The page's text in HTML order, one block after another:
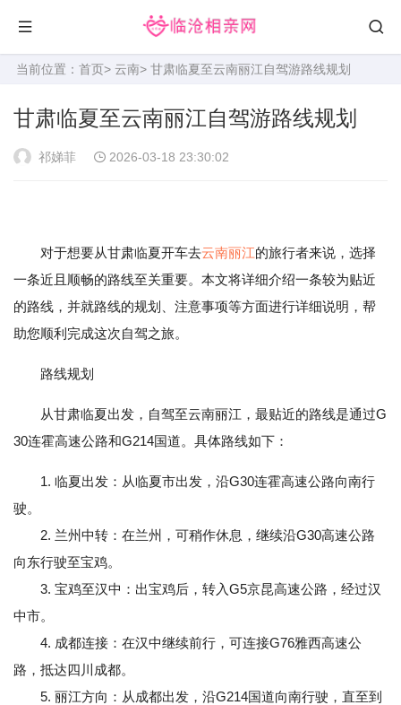
当前位置： 首页> 云南> 甘肃临夏至云南丽江自驾游路线规划
甘肃临夏至云南丽江自驾游路线规划
祁娣菲 2026-03-18 23:30:02
对于想要从甘肃临夏开车去云南丽江的旅行者来说，选择
一条近且顺畅的路线至关重要。本文将详细介绍一条较为贴近
的路线，并就路线的规划、注意事项等方面进行详细说明，帮
助您顺利完成这次自驾之旅。
路线规划
从甘肃临夏出发，自驾至云南丽江，最贴近的路线是通过G
30连霍高速公路和G214国道。具体路线如下：
1. 临夏出发：从临夏市出发，沿G30连霍高速公路向南行
驶。
2. 兰州中转：在兰州，可稍作休息，继续沿G30高速公路
向东行驶至宝鸡。
3. 宝鸡至汉中：出宝鸡后，转入G5京昆高速公路，经过汉
中市。
4. 成都连接：在汉中继续前行，可连接G76雅西高速公
路，抵达四川成都。
5. 丽江方向：从成都出发，沿G214国道向南行驶，直至到